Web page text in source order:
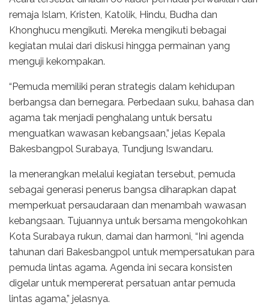
remaja Islam, Kristen, Katolik, Hindu, Budha dan
Khonghucu mengikuti. Mereka mengikuti bebagai
kegiatan mulai dari diskusi hingga permainan yang
menguji kekompakan.
“Pemuda memiliki peran strategis dalam kehidupan
berbangsa dan bernegara. Perbedaan suku, bahasa dan
agama tak menjadi penghalang untuk bersatu
menguatkan wawasan kebangsaan,” jelas Kepala
Bakesbangpol Surabaya, Tundjung Iswandaru.
Ia menerangkan melalui kegiatan tersebut, pemuda
sebagai generasi penerus bangsa diharapkan dapat
memperkuat persaudaraan dan menambah wawasan
kebangsaan. Tujuannya untuk bersama mengokohkan
Kota Surabaya rukun, damai dan harmoni, “Ini agenda
tahunan dari Bakesbangpol untuk mempersatukan para
pemuda lintas agama. Agenda ini secara konsisten
digelar untuk mempererat persatuan antar pemuda
lintas agama,” jelasnya.